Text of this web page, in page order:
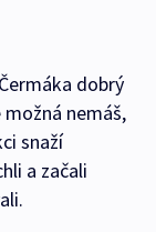
dobrý
nemáš,
snaží
a začali